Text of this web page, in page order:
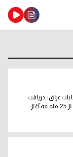
می‌شود
عراق: دریافت
لیست نامزدها از ۲۵ ماه مه آغاز